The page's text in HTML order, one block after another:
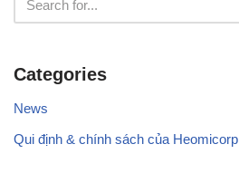
Categories
News
Qui định & chính sách của Heomicorp